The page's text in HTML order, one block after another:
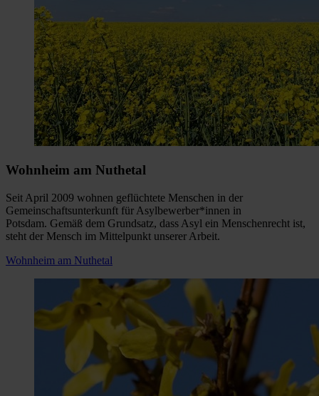
Wohnheim am Nuthetal
Seit April 2009 wohnen geflüchtete Menschen in der
Gemeinschaftsunterkunft für Asylbewerber*innen in
Potsdam. Gemäß dem Grundsatz, dass Asyl ein Menschenrecht ist,
steht der Mensch im Mittelpunkt unserer Arbeit.
Wohnheim am Nuthetal